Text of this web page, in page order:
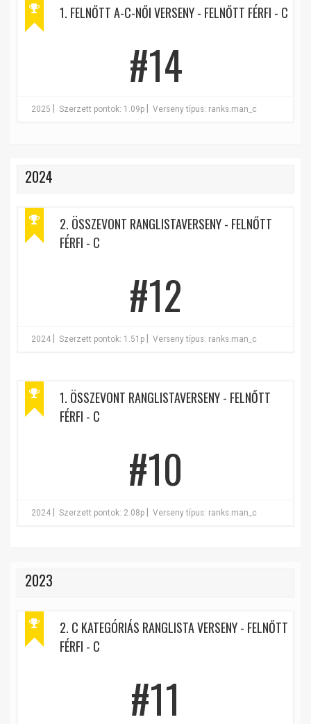
1. FELNŐTT A-C-NŐI VERSENY - FELNŐTT FÉRFI - C
#14
2025 Szerzett pontok: 1.09p Verseny típus: ranks.man_c
2024
2. ÖSSZEVONT RANGLISTAVERSENY - FELNŐTT
FÉRFI - C
#12
2024 Szerzett pontok: 1.51p Verseny típus: ranks.man_c
1. ÖSSZEVONT RANGLISTAVERSENY - FELNŐTT
FÉRFI - C
#10
2024 Szerzett pontok: 2.08p Verseny típus: ranks.man_c
2023
2. C KATEGÓRIÁS RANGLISTA VERSENY - FELNŐTT
FÉRFI - C
#11